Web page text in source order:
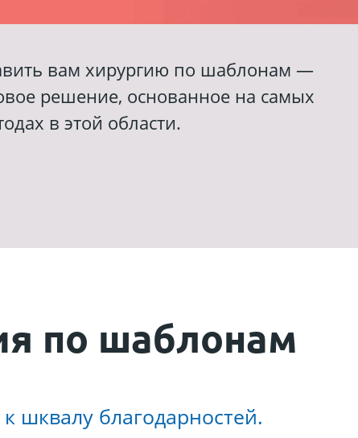
вам хирургию по шаблонам —
решение, основанное на самых
в этой области.
по шаблонам
шквалу благодарностей.